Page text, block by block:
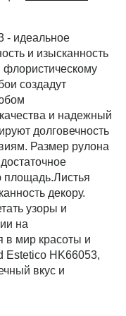
- идеальное
и изысканность
флористическому
создадут
и надежный
долговечность
Размер рулона
площадь.Листья
декору.
узоры и
на
в мир красоты и
Estetico HK66053,
вкус и